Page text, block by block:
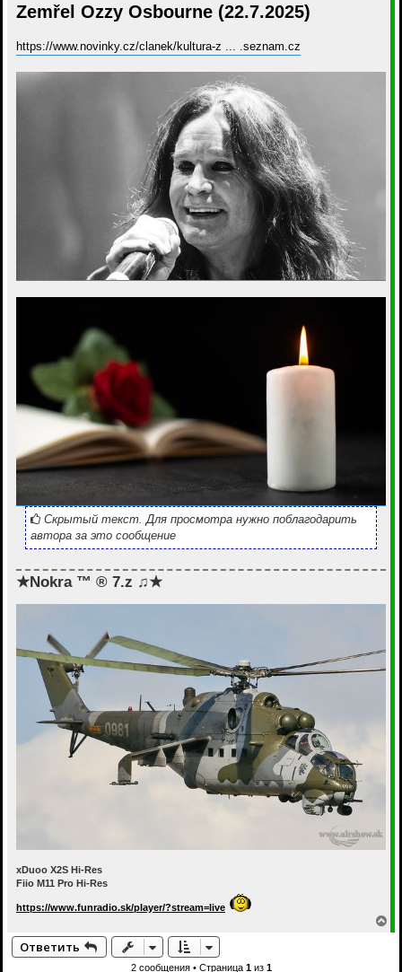
о
б
н
е
Zemřel Ozzy Osbourne (22.7.2025)
https://www.novinky.cz/clanek/kultura-z ... .seznam.cz
Скрытый текст. Для просмотра нужно поблагодарить
автора за это сообщение
★Nokra ™ ® 7.z ♫★
xDuoo X2S Hi-Res
Fiio M11 Pro Hi-Res
https://www.funradio.sk/player/?stream=live
е
Ответить
2 сообщения • Страница 1из 1